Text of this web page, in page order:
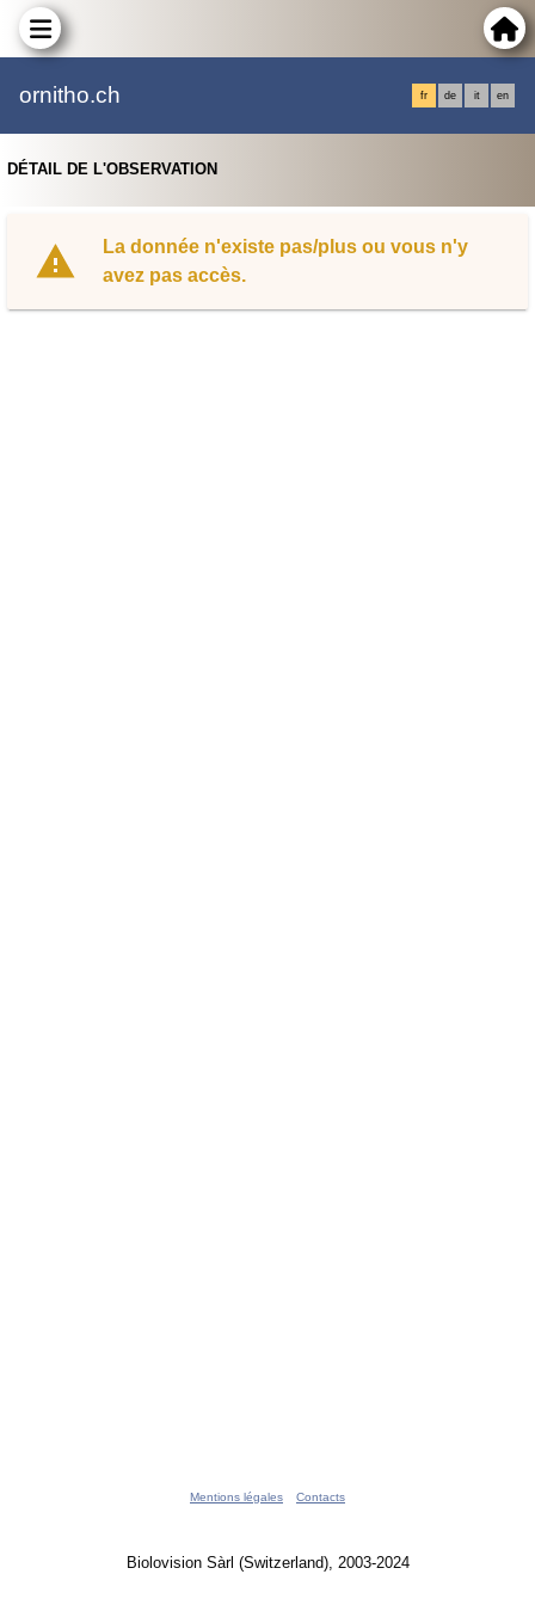
ornitho.ch fr de it en
DÉTAIL DE L'OBSERVATION
La donnée n'existe pas/plus ou vous n'y
avez pas accès.
Mentions légales Contacts
Biolovision Sàrl (Switzerland), 2003-2024